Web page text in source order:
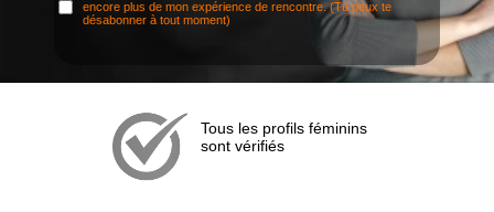
encore plus de mon expérience de rencontre. (Tu peux te
désabonner à tout moment)
Tous les profils féminins
sont vérifiés